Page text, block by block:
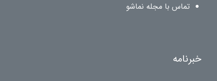
تماس با مجله نماشو
خبرنامه